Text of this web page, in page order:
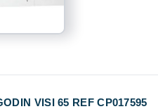
VISI 65 REF CP017595